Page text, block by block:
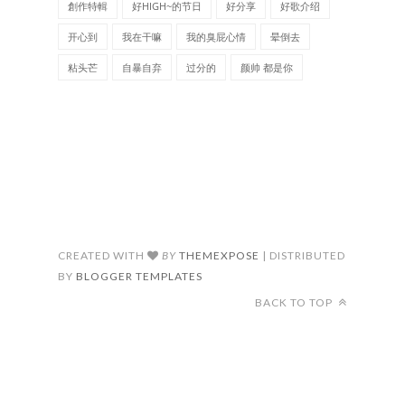
創作特輯 好HIGH~的节日 好分享 好歌介绍
开心到 我在干嘛 我的臭屁心情 晕倒去
粘头芒 自暴自弃 过分的 颜帅 都是你
CREATED WITH BY THEMEXPOSE | DISTRIBUTED
BY BLOGGER TEMPLATES
BACK TO TOP